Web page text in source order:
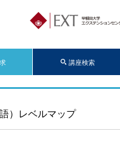
講座検索
）レベルマップ